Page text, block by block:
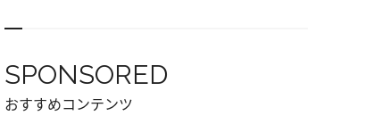
SPONSORED
おすすめコンテンツ